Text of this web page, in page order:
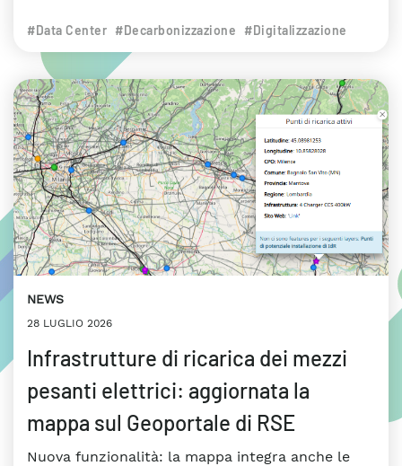
#Data Center #Decarbonizzazione #Digitalizzazione
NEWS
28 LUGLIO 2026
Infrastrutture di ricarica dei mezzi
pesanti elettrici: aggiornata la
mappa sul Geoportale di RSE
Nuova funzionalità: la mappa integra anche le